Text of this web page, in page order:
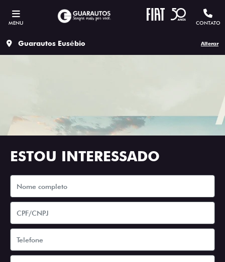
MENU CONTATO
Guarautos Eusébio Alterar
ESTOU INTERESSADO